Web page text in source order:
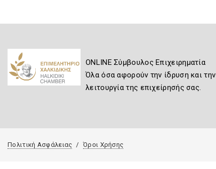
ONLINE Σύμβουλος Επιχειρηματία
Όλα όσα αφορούν την ίδρυση και την
λειτουργία της επιχείρησής σας.
Πολιτική Ασφάλειας Όροι Χρήσης